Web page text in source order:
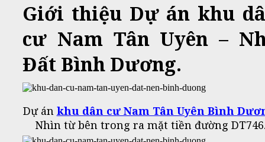
Giới thiệu Dự án khu
cư Nam Tân Uyên –
Đất Bình Dương.
Dự án khu dân cư Nam Tân Uyên Bình
Nhìn từ bên trong ra mặt tiền đường